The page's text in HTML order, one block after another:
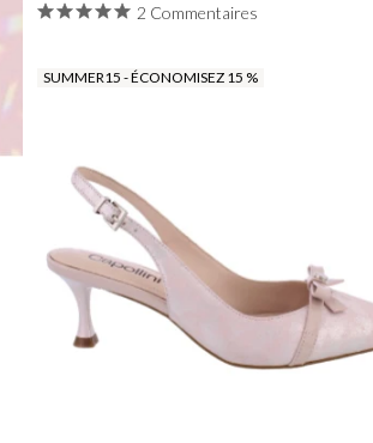
2 Commentaires
SUMMER15 - ÉCONOMISEZ 15 %